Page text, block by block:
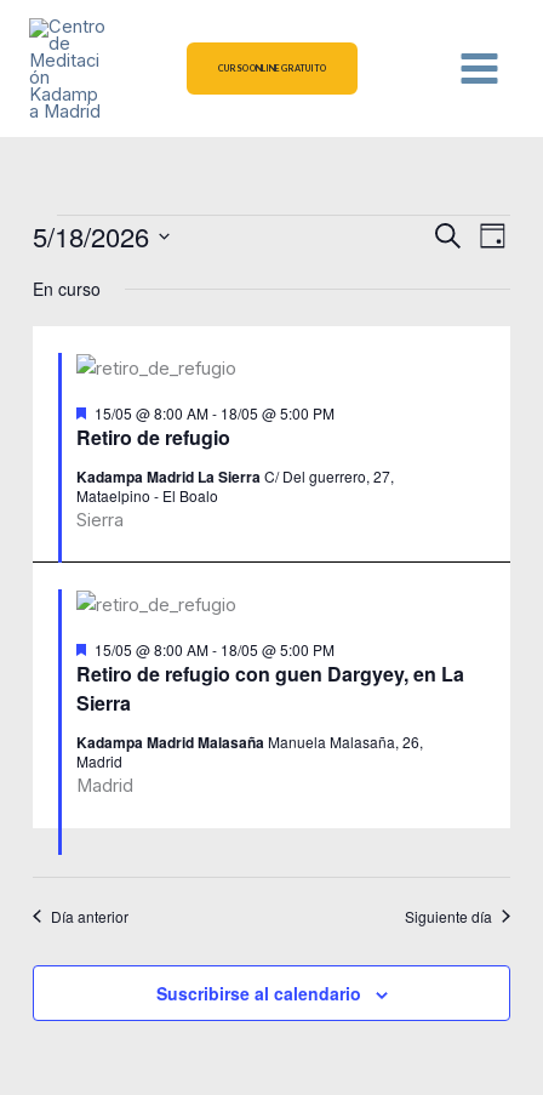
contenido
CURSO ONLINE GRATUITO
Eventos
18/05/2026
Navegación
Buscar
Día
5/18/2026
la
En curso
Retiro de refugio
Destacado
15/05 @ 8:00 AM- 18/05 @ 5:00 PM
Kadampa Madrid La Sierra C/ Del guerrero, 27,
Mataelpino - El Boalo
Sierra
Retiro de refugio con guen Dargyey, en La
Sierra
Destacado
15/05 @ 8:00 AM- 18/05 @ 5:00 PM
Kadampa Madrid MalasañaManuela Malasaña, 26,
Madrid
Madrid
Día anterior Siguiente día
Suscribirse al calendario